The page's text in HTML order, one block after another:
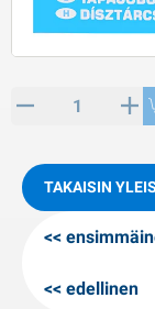
artikkeleita
TAKAISIN
edellinen